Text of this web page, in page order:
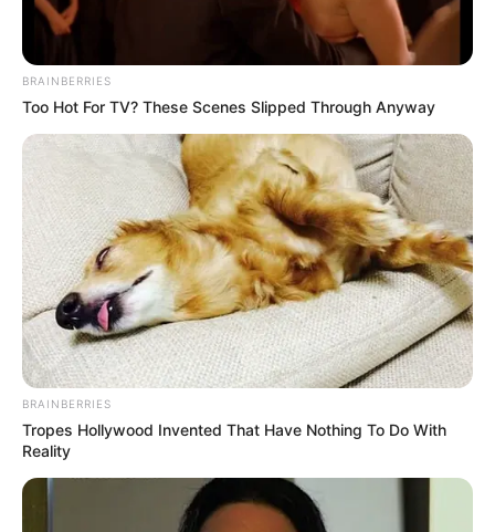
BRAINBERRIES
Too Hot For TV? These Scenes Slipped Through Anyway
BRAINBERRIES
Tropes Hollywood Invented That Have Nothing To Do With
Reality